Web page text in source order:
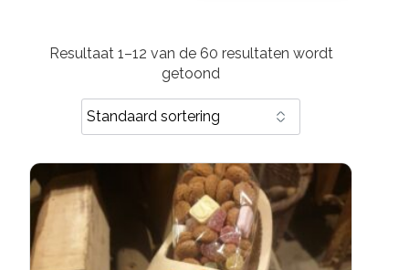
Resultaat 1–12 van de 60 resultaten wordt
getoond